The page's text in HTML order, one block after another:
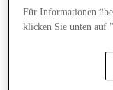
Für Informationen
klicken Sie unten auf